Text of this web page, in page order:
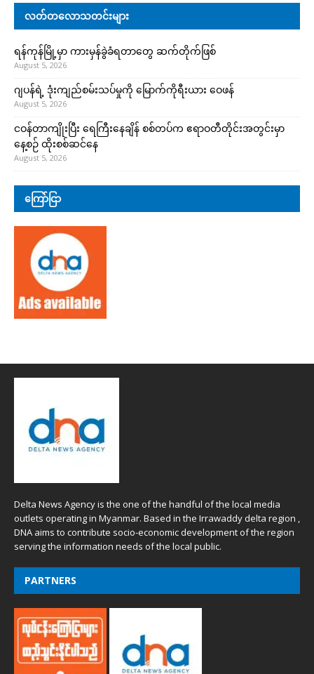
လတ်တလောသတင်းများ
ရန်ကုန်မြို့မှာ ကားမှန်ခွဲခံရတာတွေ ဆက်တိုက်ဖြစ်
August 5, 2026
ဂျပန်ရဲ့ ဒုံးကျည်စမ်းသပ်မှုကို မြောက်ကိုရီးယား ဝေဖန်
August 5, 2026
ငဝန်တာကျိုးပြီး ရေကြီးနေချိန် စစ်တပ်က ဧရာဝတီတိုင်းအတွင်းမှာ
နေ့စဉ် ထိုးစစ်ဆင်နေ
August 5, 2026
ကြော်ငြာ
Delta News Agency is the one of the handful of the local media
outlets operating in Myanmar. Based in the Irrawaddy delta region ,
DNA aims to contribute socio-economic development of the region
serving the information needs of the local public.
PARTNERS